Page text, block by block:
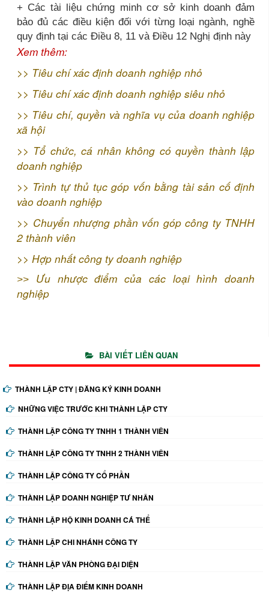
+ Các tài liệu chứng minh cơ sở kinh doanh đảm
bảo đủ các điều kiện đối với từng loại ngành, nghề
quy định tại các Điều 8, 11 và Điều 12 Nghị định này
Xem thêm:
>> Tiêu chí xác định doanh nghiệp nhỏ
>> Tiêu chí xác định doanh nghiệp siêu nhỏ
>> Tiêu chí, quyền và nghĩa vụ của doanh nghiệp
xã hội
>> Tổ chức, cá nhân không có quyền thành lập
doanh nghiệp
>> Trình tự thủ tục góp vốn bằng tài sản cố định
vào doanh nghiệp
>> Chuyển nhượng phần vốn góp công ty TNHH
2 thành viên
>> Hợp nhất công ty doanh nghiệp
>> Ưu nhược điểm của các loại hình doanh
nghiệp
BÀI VIẾT LIÊN QUAN
THÀNH LẬP CTY | ĐĂNG KÝ KINH DOANH
NHỮNG VIỆC TRƯỚC KHI THÀNH LẬP CTY
THÀNH LẬP CÔNG TY TNHH 1 THÀNH VIÊN
THÀNH LẬP CÔNG TY TNHH 2 THÀNH VIÊN
THÀNH LẬP CÔNG TY CỔ PHẦN
THÀNH LẬP DOANH NGHIỆP TƯ NHÂN
THÀNH LẬP HỘ KINH DOANH CÁ THỂ
THÀNH LẬP CHI NHÁNH CÔNG TY
THÀNH LẬP VĂN PHÒNG ĐẠI DIỆN
THÀNH LẬP ĐỊA ĐIỂM KINH DOANH